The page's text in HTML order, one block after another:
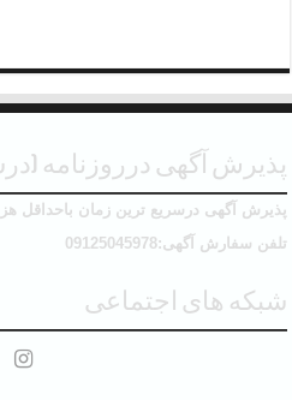
پذیرش آگهی درروزنامه
پذیرش آگهی درسریع ترین زمان باحداقل
تلفن سفارش آگهی:09125045978
شبکه های اجتماعی